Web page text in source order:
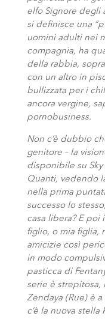
elfo Signore degli
si definisce una
uomini adulti nei
compagnia, ha
della rabbia,
con un altro in
bullizzata per i
ancora vergine,
pornobusiness.
Non c’è dubbio
genitore – la
disponibile su
Quanti, vedendo
nella prima
successo lo
casa libera? E
figlio, o mia figlia,
amicizie così
in modo
pasticca di
serie è
Zendaya (Rue) è
c’è la nuova